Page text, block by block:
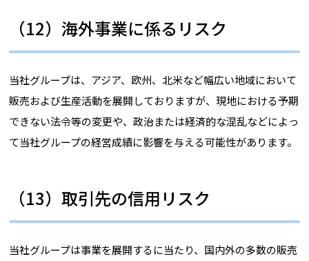
（12）海外事業に係るリスク
当社グループは、アジア、欧州、北米など幅広い地域において
販売および生産活動を展開しておりますが、現地における予期
できない法令等の変更や、政治または経済的な混乱などによっ
て当社グループの経営成績に影響を与える可能性があります。
（13）取引先の信用リスク
当社グループは事業を展開するに当たり、国内外の多数の販売